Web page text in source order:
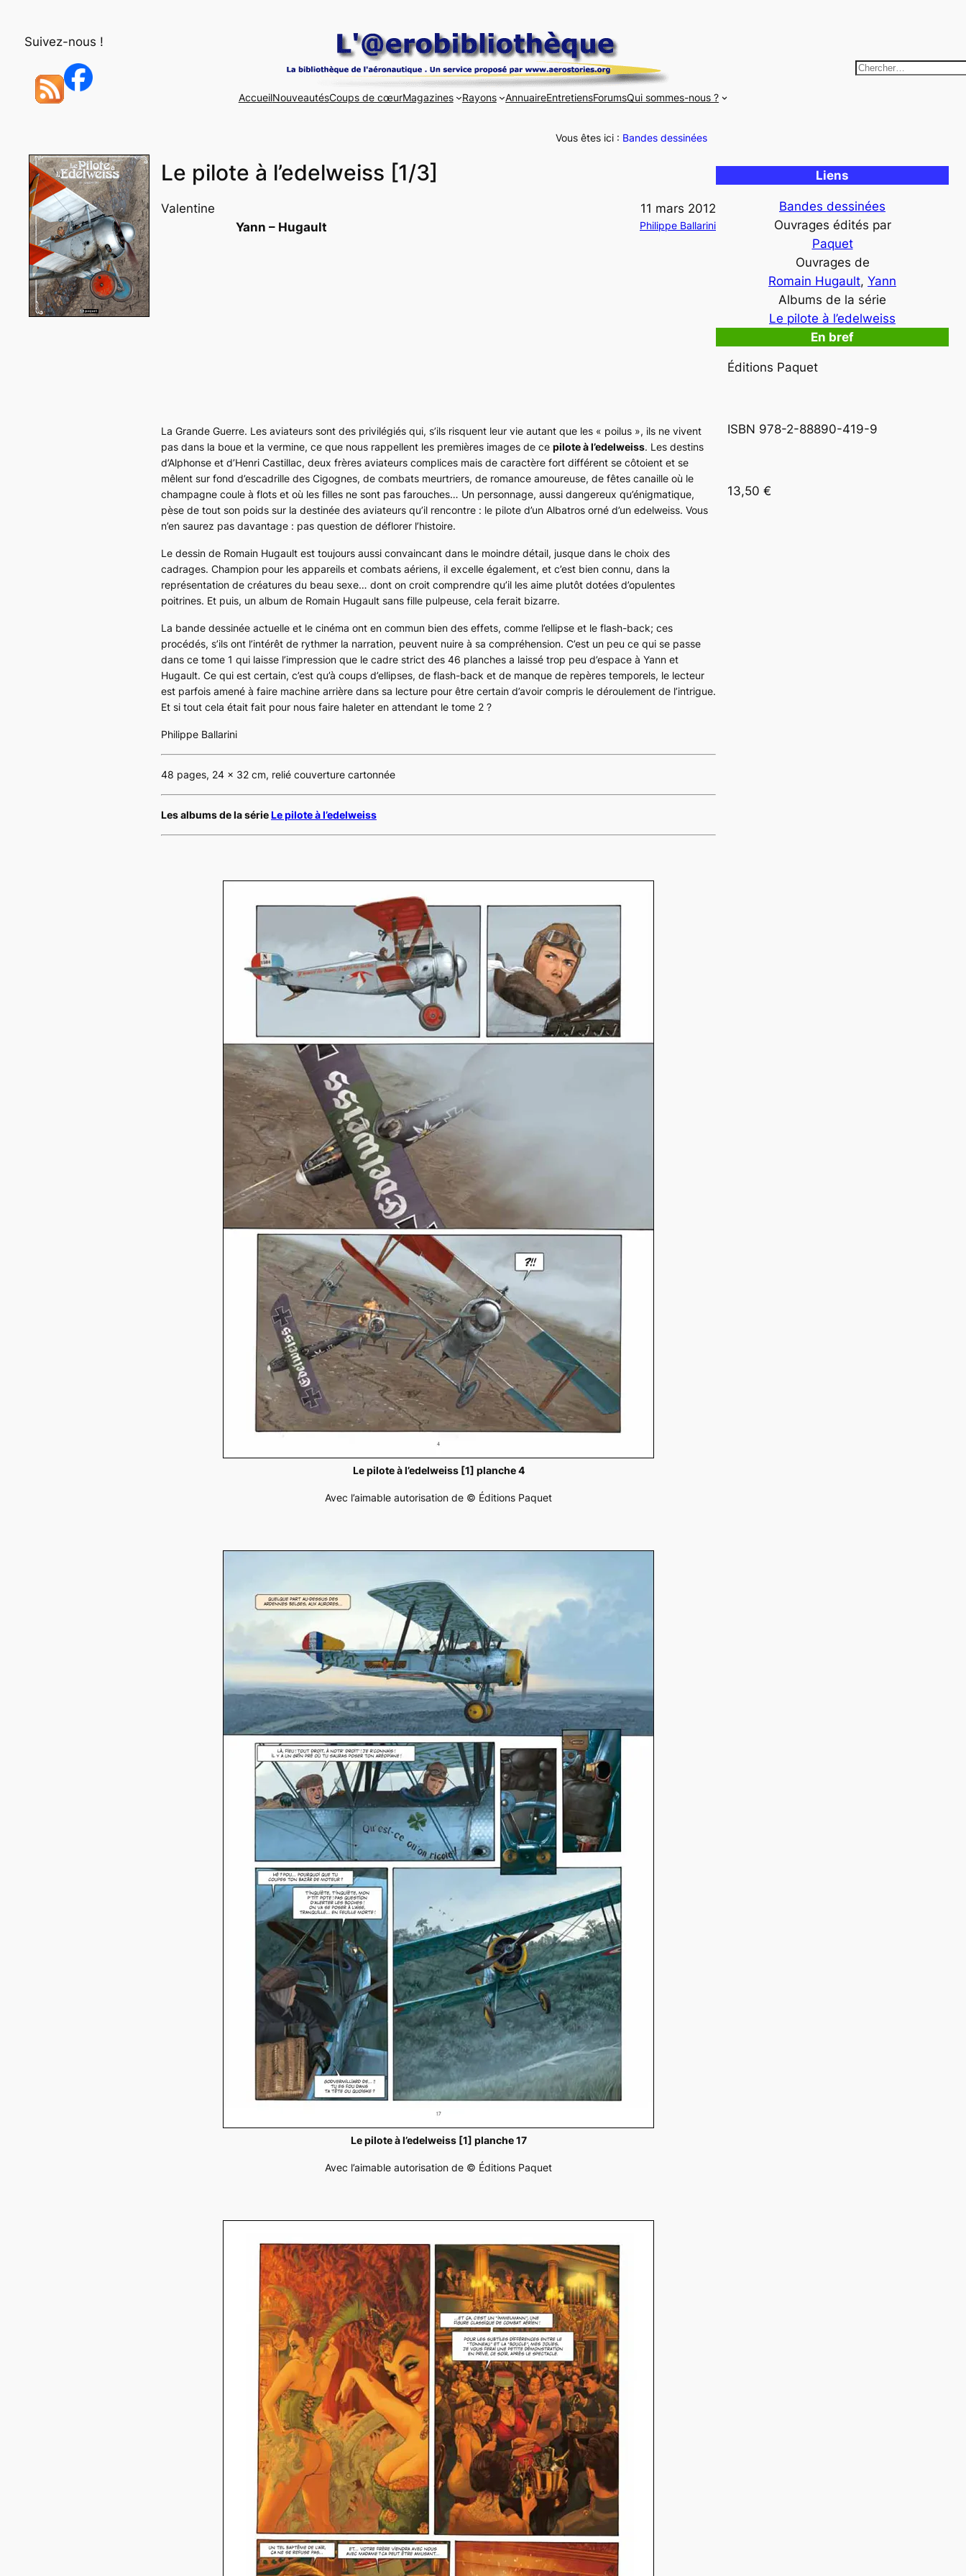
Suivez-nous !
AccueilNouveautésCoups de cœurMagazines Rayons AnnuaireEntretiensForumsQui sommes-nous ?
R
r
c
Vous êtes ici : Bandes dessinées
Le pilote à l’edelweiss [1/3]
Valentine
Yann – Hugault
11 mars 2012
Philippe Ballarini
La Grande Guerre. Les aviateurs sont des privilégiés qui, s’ils risquent leur vie autant que les « poilus », ils ne vivent
pas dans la boue et la vermine, ce que nous rappellent les premières images de ce pilote à l’edelweiss. Les destins
d’Alphonse et d’Henri Castillac, deux frères aviateurs complices mais de caractère fort différent se côtoient et se
mêlent sur fond d’escadrille des Cigognes, de combats meurtriers, de romance amoureuse, de fêtes canaille où le
champagne coule à flots et où les filles ne sont pas farouches… Un personnage, aussi dangereux qu’énigmatique,
pèse de tout son poids sur la destinée des aviateurs qu’il rencontre : le pilote d’un Albatros orné d’un edelweiss. Vous
n’en saurez pas davantage : pas question de déflorer l’histoire.
Le dessin de Romain Hugault est toujours aussi convaincant dans le moindre détail, jusque dans le choix des
cadrages. Champion pour les appareils et combats aériens, il excelle également, et c’est bien connu, dans la
représentation de créatures du beau sexe… dont on croit comprendre qu’il les aime plutôt dotées d’opulentes
poitrines. Et puis, un album de Romain Hugault sans fille pulpeuse, cela ferait bizarre.
La bande dessinée actuelle et le cinéma ont en commun bien des effets, comme l’ellipse et le flash-back; ces
procédés, s’ils ont l’intérêt de rythmer la narration, peuvent nuire à sa compréhension. C’est un peu ce qui se passe
dans ce tome 1 qui laisse l’impression que le cadre strict des 46 planches a laissé trop peu d’espace à Yann et
Hugault. Ce qui est certain, c’est qu’à coups d’ellipses, de flash-back et de manque de repères temporels, le lecteur
est parfois amené à faire machine arrière dans sa lecture pour être certain d’avoir compris le déroulement de l’intrigue.
Et si tout cela était fait pour nous faire haleter en attendant le tome 2 ?
Philippe Ballarini
48 pages, 24 x 32 cm, relié couverture cartonnée
Les albums de la sérieLe pilote à l’edelweiss
Le pilote à l’edelweiss [1] planche 4
Avec l’aimable autorisation de © Éditions Paquet
Le pilote à l’edelweiss [1] planche 17
Avec l’aimable autorisation de © Éditions Paquet
Liens
Bandes dessinées
Ouvrages édités par
Paquet
Ouvrages de
Romain Hugault, Yann
Albums de la série
Le pilote à l’edelweiss
En bref
Éditions Paquet
ISBN 978-2-88890-419-9
13,50 €